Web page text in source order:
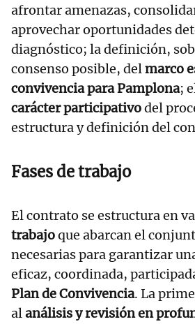
afrontar amenazas,
aprovechar oportunidades
diagnóstico; la definición,
consenso posible, delmarco
convivencia para Pamplona;
carácter participativodel
estructura y definición del
Fases de trabajo
El contrato se estructura en
trabajoque abarcan el
necesarias para garantizar
eficaz, coordinada,
Plan de Convivencia. La
alanálisis y revisión en